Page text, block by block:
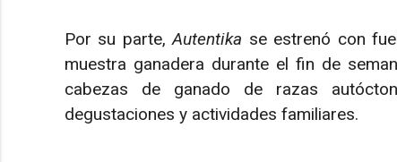
Por su parte,Autentika se estrenó con
muestra ganadera durante el fin de
cabezas de ganado de razas
degustaciones y actividades familiares.